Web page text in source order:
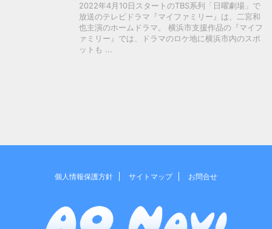
2022年4月10日スタートのTBS系列「日曜劇場」で
放送のテレビドラマ『マイファミリー』は、二宮和
也主演のホームドラマ。 横浜市支援作品の『マイフ
ァミリー』では、ドラマのロケ地に横浜市内のスポ
ットも ...
個人情報保護方針 サイトマップ お問合せ